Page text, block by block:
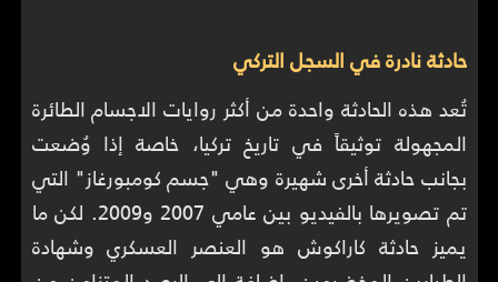
حادثة نادرة في السجل التركي
تُعد هذه الحادثة واحدة من أكثر روايات الاجسام الطائرة
المجهولة توثيقاً في تاريخ تركيا، خاصة إذا وُضعت
بجانب حادثة أخرى شهيرة وهي "جسم كومبورغاز" التي
تم تصويرها بالفيديو بين عامي 2007 و2009. لكن ما
يميز حادثة كاراكوش هو العنصر العسكري وشهادة